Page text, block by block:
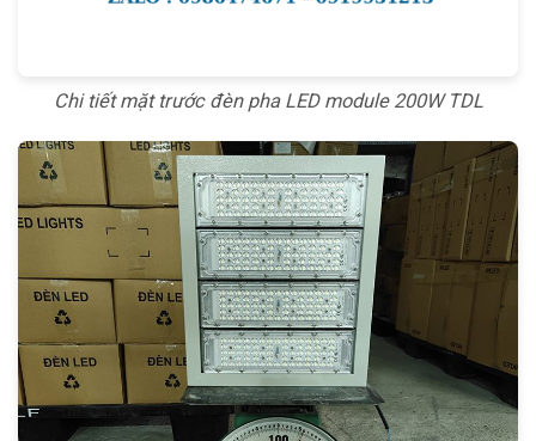
Chi tiết mặt trước đèn pha LED module 200W TDL